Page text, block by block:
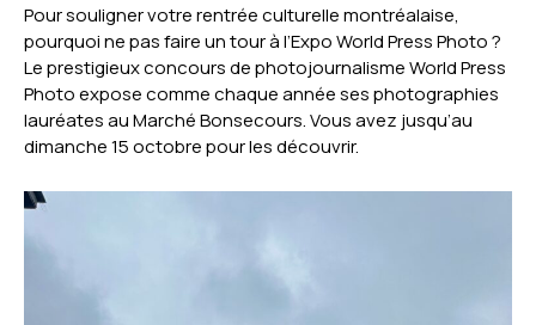
Pour souligner votre rentrée culturelle montréalaise,
pourquoi ne pas faire un tour à l’Expo World Press Photo ?
Le prestigieux concours de photojournalisme World Press
Photo expose comme chaque année ses photographies
lauréates au Marché Bonsecours. Vous avez jusqu’au
dimanche 15 octobre pour les découvrir.